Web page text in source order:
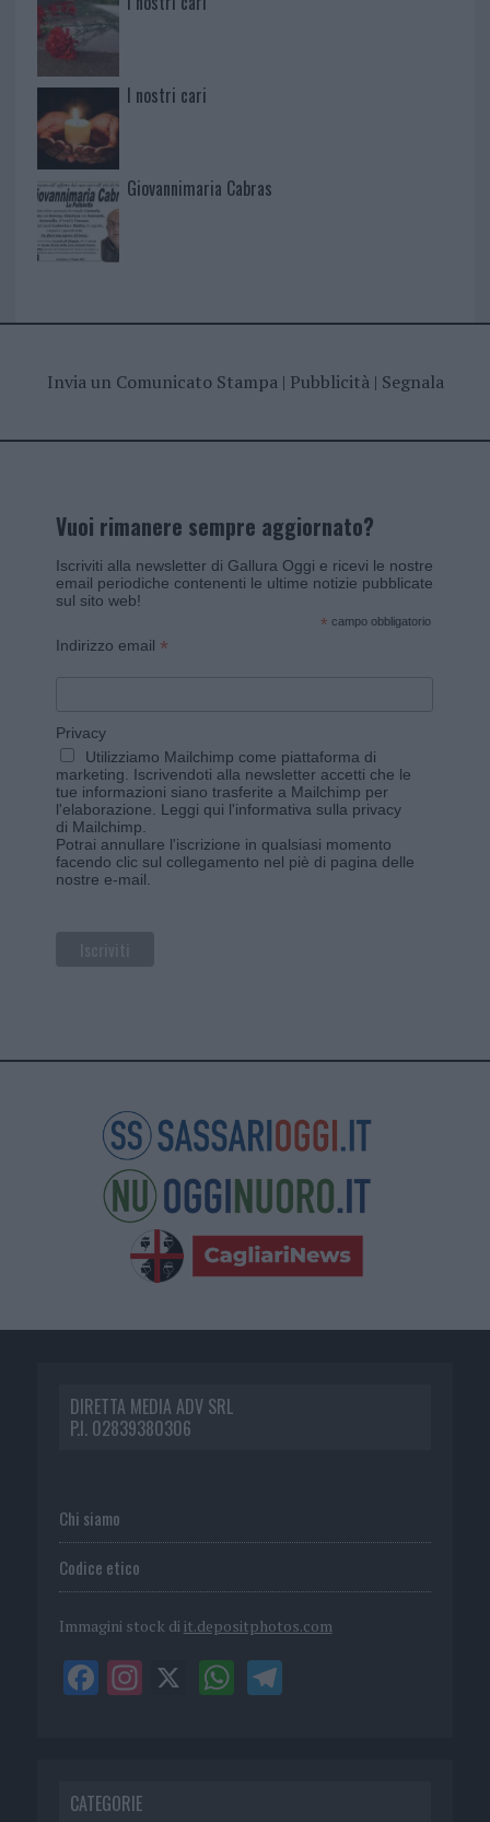
I nostri cari
Giovannimaria Cabras
Invia un Comunicato Stampa| Pubblicità| Segnala
Vuoi rimanere sempre aggiornato?
Iscriviti alla newsletter di Gallura Oggi e ricevi le nostre
email periodiche contenenti le ultime notizie pubblicate
sul sito web!
* campo obbligatorio
Indirizzo email *
Privacy
Utilizziamo Mailchimp come piattaforma di
marketing. Iscrivendoti alla newsletter accetti che le
tue informazioni siano trasferite a Mailchimp per
l'elaborazione. Leggi qui l'informativa sulla privacy
di Mailchimp
Potrai annullare l'iscrizione in qualsiasi momento
facendo clic sul collegamento nel piè di pagina delle
nostre e-mail.
DIRETTA MEDIA ADV SRL
P.I. 02839380306
Chi siamo
Codice etico
Immagini stock di it.depositphotos.com
CATEGORIE